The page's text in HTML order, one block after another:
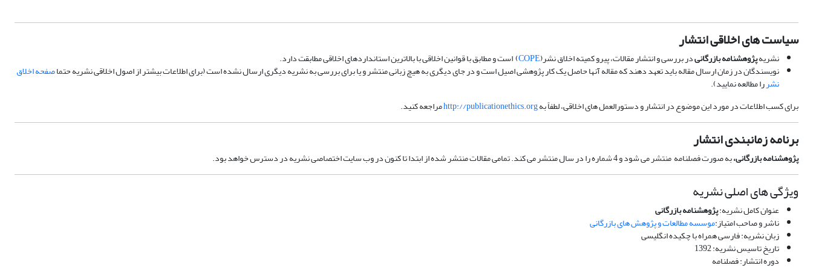
سیاست های اخلاقی انتشار
نشریهپژوهشنامه بازرگانیدر بررسی و انتشار مقالات، پیرو کمیته اخلاق نشر(COPE) است و مطابق با قوانین اخلاقی با بالاترین استانداردهای اخلاقی مطابقت دارد.
نویسندگان در زمان ارسال مقاله باید تعهد دهند که مقاله آنها حاصل یک کار پژوهشی اصیل است و در جای دیگری به هیچ زبانی منتشر و یا برای بررسی به نشریه دیگری ارسال نشده است (برای اطلاعات بیشتر از اصول اخلاقی نشریه حتماصفحه اخلاق
نشررا مطالعه نمایید).
برای کسب اطلاعات در مورد این موضوع در انتشار و دستورالعمل های اخلاقی، لطفاً بهhttp://publicationethics.orgمراجعه کنید.
برنامه زمانبندی انتشار
پژوهشنامه بازرگانی،به صورت فصلنامه منتشر می شود و 4 شماره را در سال منتشر می کند. تمامی مقالات منتشر شده از ابتدا تا کنون در وب سایت اختصاصی نشریه در دسترس خواهد بود.
ویژگی های اصلی نشریه
عنوان کامل نشریه:پژوهشنامه بازرگانی
ناشر و صاحب امتیاز:موسسه مطالعات و پژوهش های بازرگانی
زبان نشریه: فارسی همراه با چکیده انگلیسی
تاریخ تاسیس نشریه: 1392
دوره انتشار: فصلنامه